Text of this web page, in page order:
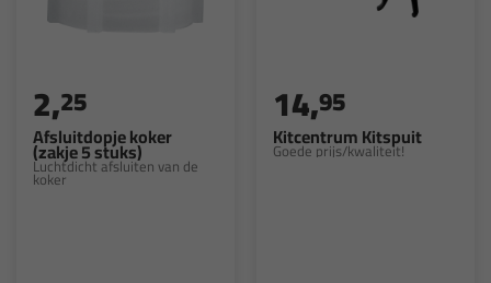
Afsluitdopje koker
(zakje 5 stuks)
Luchtdicht afsluiten van de
koker
2,25
Kitcentrum Kitspuit
Goede prijs/kwaliteit!
14,95